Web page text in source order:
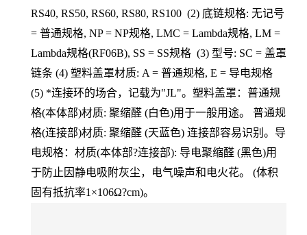
RS40, RS50, RS60, RS80, RS100 (2) 底链规格: 无记号
= 普通规格, NP = NP规格, LMC = Lambda规格, LM =
Lambda规格(RF06B), SS = SS规格 (3) 型号: SC = 盖罩
链条 (4) 塑料盖罩材质: A = 普通规格, E = 导电规格
(5) *连接环的场合，记载为"JL"。塑料盖罩：普通规
格(本体部)材质: 聚缩醛 (白色)用于一般用途。 普通规
格(连接部)材质: 聚缩醛 (天蓝色) 连接部容易识别。导
电规格：材质(本体部?连接部): 导电聚缩醛 (黑色)用
于防止因静电吸附灰尘，电气噪声和电火花。 (体积
固有抵抗率1×106Ω?cm)。